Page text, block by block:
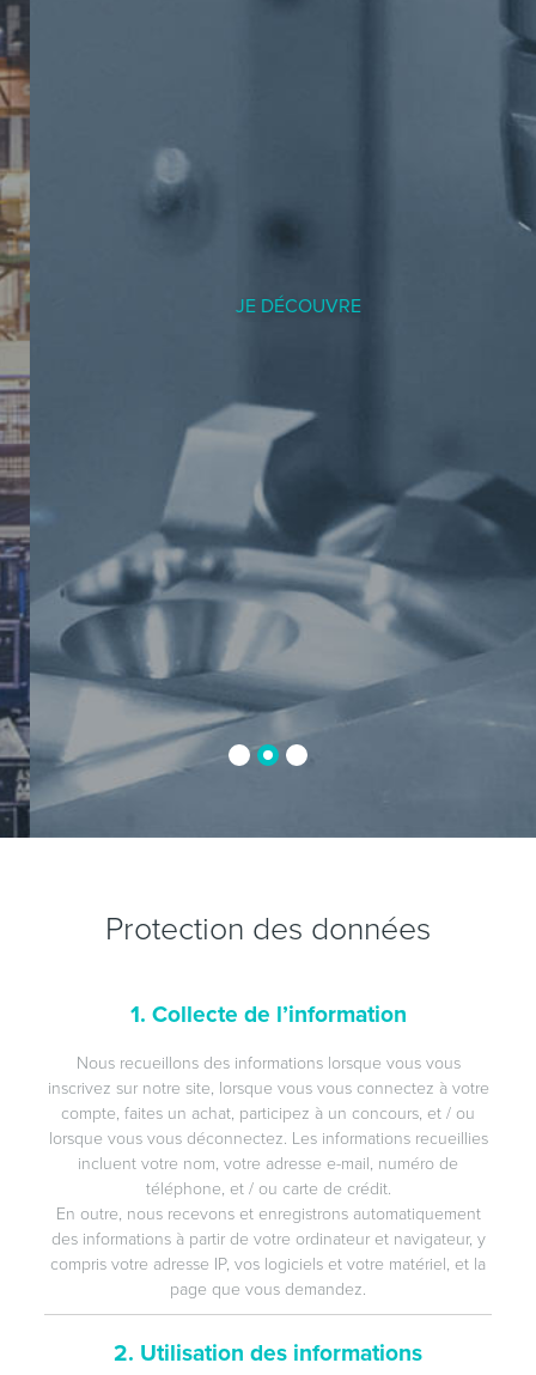
JE DÉCOUVRE
Protection des données
1. Collecte de l’information
Nous recueillons des informations lorsque vous vous
inscrivez sur notre site, lorsque vous vous connectez à votre
compte, faites un achat, participez à un concours, et / ou
lorsque vous vous déconnectez. Les informations recueillies
incluent votre nom, votre adresse e-mail, numéro de
téléphone, et / ou carte de crédit.
En outre, nous recevons et enregistrons automatiquement
des informations à partir de votre ordinateur et navigateur, y
compris votre adresse IP, vos logiciels et votre matériel, et la
page que vous demandez.
2. Utilisation des informations